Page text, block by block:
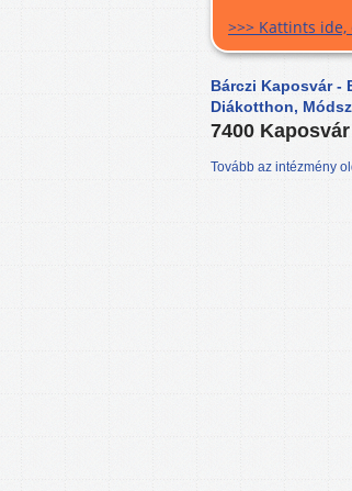
>>> Kattints
Bárczi Kaposvár -
Diákotthon,
7400
Tovább az intézmény